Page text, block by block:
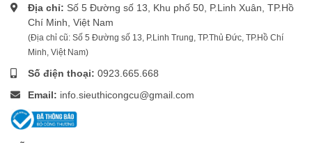
Địa chỉ: Số 5 Đường số 13, Khu phố 50, P.Linh Xuân, TP.Hồ
Chí Minh, Việt Nam
(Địa chỉ cũ: Số 5 Đường số 13, P.Linh Trung, TP.Thủ Đức, TP.Hồ Chí
Minh, Việt Nam)
Số điện thoại: 0923.665.668
Email: info.sieuthicongcu@gmail.com